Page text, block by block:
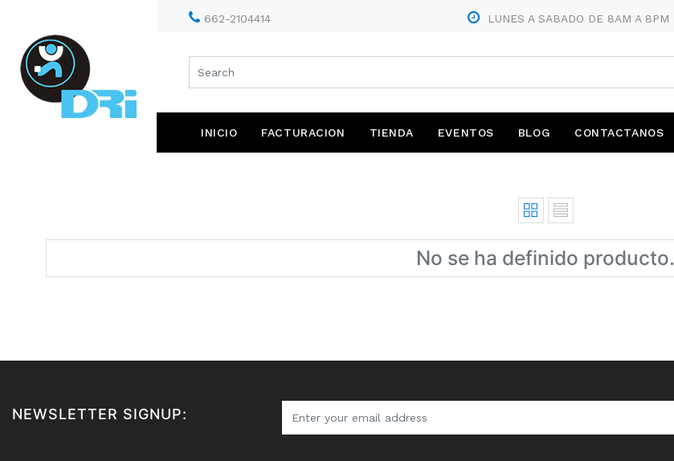
662-2104414 LUNES A SABADO DE 8AM A 8PM
INICIO FACTURACION TIENDA EVENTOS BLOG CONTACTANOS
No se ha definido producto.
NEWSLETTER SIGNUP: